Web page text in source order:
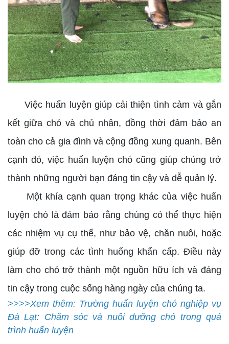
Việc huấn luyện giúp cải thiện tình cảm và gắn
kết giữa chó và chủ nhân, đồng thời đảm bảo an
toàn cho cả gia đình và cộng đồng xung quanh. Bên
cạnh đó, việc huấn luyện chó cũng giúp chúng trở
thành những người bạn đáng tin cậy và dễ quản lý.
Một khía cạnh quan trọng khác của việc huấn
luyện chó là đảm bảo rằng chúng có thể thực hiện
các nhiệm vụ cụ thể, như bảo vệ, chăn nuôi, hoặc
giúp đỡ trong các tình huống khẩn cấp. Điều này
làm cho chó trở thành một nguồn hữu ích và đáng
tin cậy trong cuộc sống hàng ngày của chúng ta.
>>>>Xem thêm: Trường huấn luyện chó nghiệp vụ
Đà Lạt: Chăm sóc và nuôi dưỡng chó trong quá
trình huấn luyện